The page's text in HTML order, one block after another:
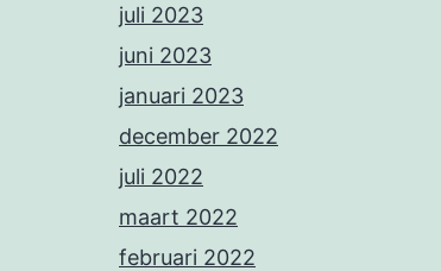
juli 2023
juni 2023
januari 2023
december 2022
juli 2022
maart 2022
februari 2022